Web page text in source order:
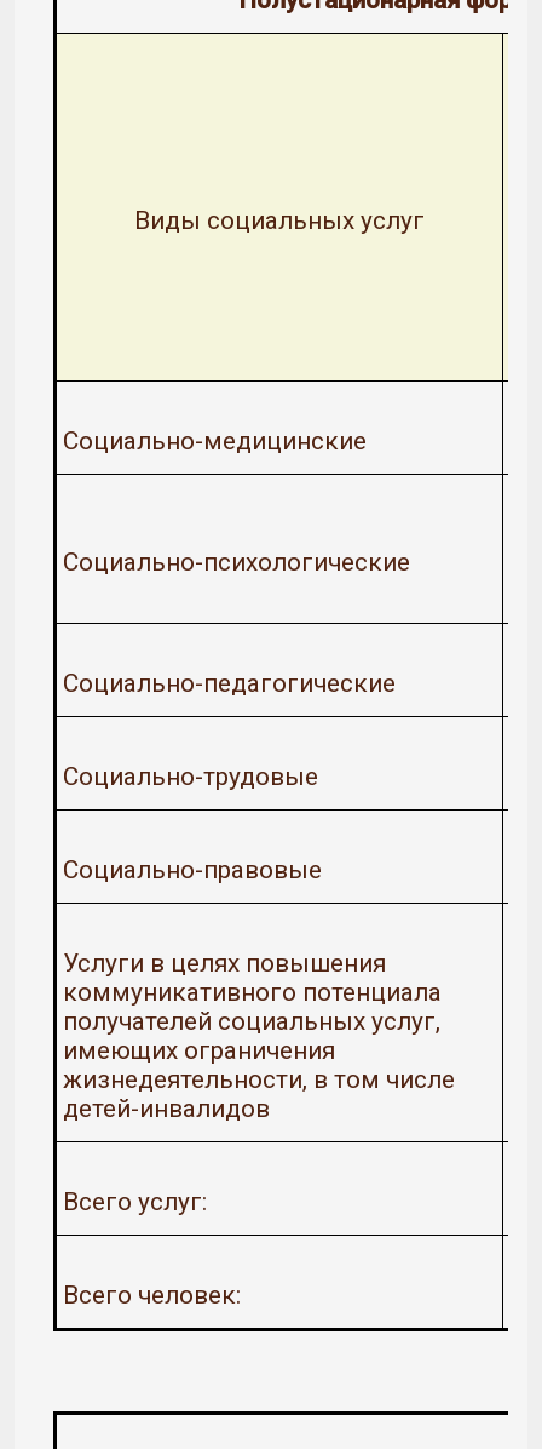
Виды социальных услуг
Социально-медицинские
Социально-психологические
Социально-педагогические
Социально-трудовые
Социально-правовые
Услуги в целях повышения
коммуникативного потенциала
получателей социальных услуг,
имеющих ограничения
жизнедеятельности, в том числе
детей-инвалидов
Всего услуг:
Всего человек: